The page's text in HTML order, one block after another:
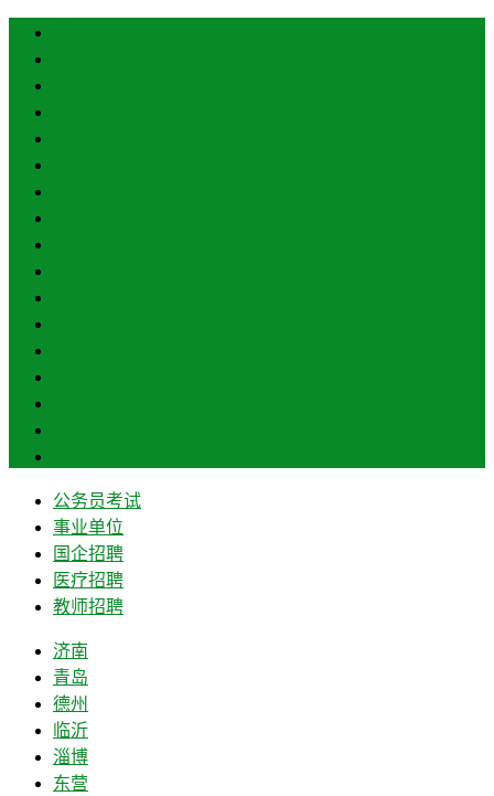
公务员考试
事业单位
国企招聘
医疗招聘
教师招聘
济南
青岛
德州
临沂
淄博
东营